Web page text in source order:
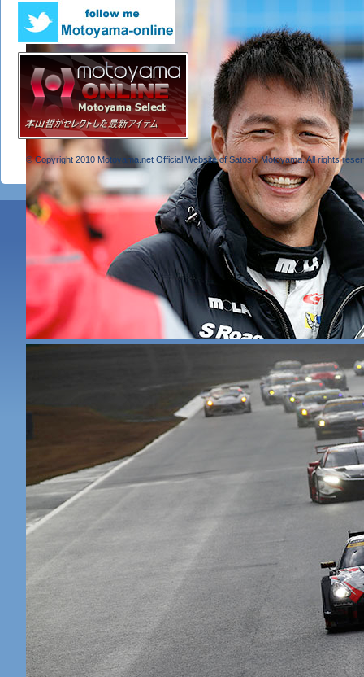
© Copyright 2010 Motoyama.net Official Website of Satoshi Motoyama. All rights